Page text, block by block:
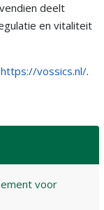
deelt
en vitaliteit
https://vossics.nl/.
voor